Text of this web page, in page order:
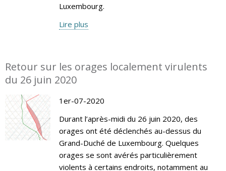
Luxembourg.
Lire plus
Retour sur les orages localement virulents
du 26 juin 2020
1er-07-2020
Durant l’après-midi du 26 juin 2020, des
orages ont été déclenchés au-dessus du
Grand-Duché de Luxembourg. Quelques
orages se sont avérés particulièrement
violents à certains endroits, notamment au